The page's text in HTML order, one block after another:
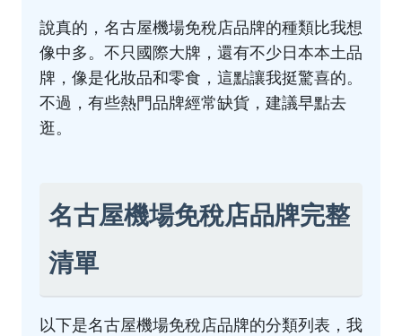
說真的，名古屋機場免稅店品牌的種類比我想
像中多。不只國際大牌，還有不少日本本土品
牌，像是化妝品和零食，這點讓我挺驚喜的。
不過，有些熱門品牌經常缺貨，建議早點去
逛。
名古屋機場免稅店品牌完整
清單
以下是名古屋機場免稅店品牌的分類列表，我